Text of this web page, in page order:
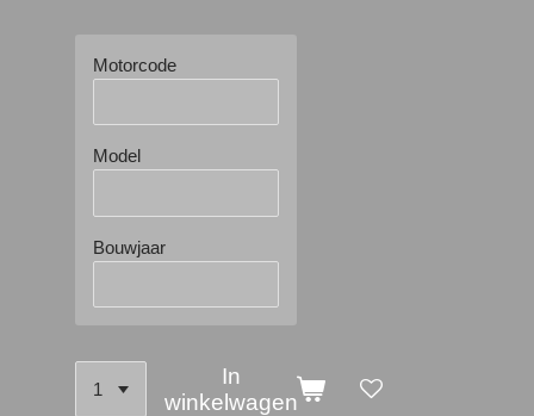
Motorcode
Model
Bouwjaar
In
winkelwagen